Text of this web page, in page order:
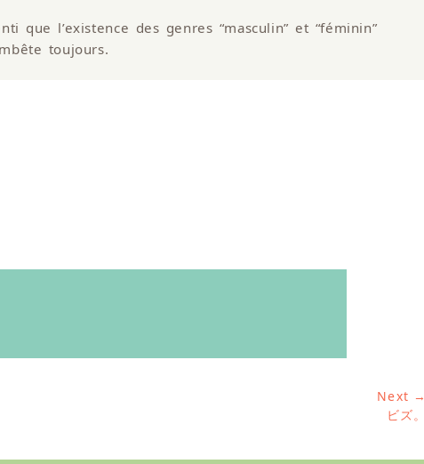
que l’existence des genres “masculin” et “féminin”
toujours.
Next →
ビズ。